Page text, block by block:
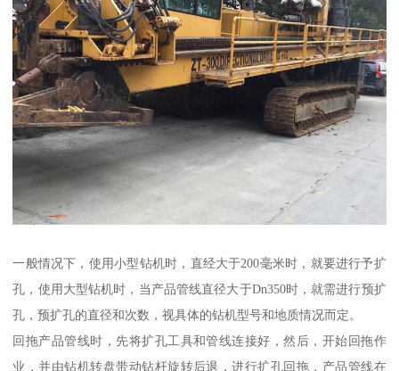
一般情况下，使用小型钻机时，直经大于200毫米时，就要进行予扩
孔，使用大型钻机时，当产品管线直径大于Dn350时，就需进行预扩
孔，预扩孔的直径和次数，视具体的钻机型号和地质情况而定。
回拖产品管线时，先将扩孔工具和管线连接好，然后，开始回拖作
业，并由钻机转盘带动钻杆旋转后退，进行扩孔回拖，产品管线在